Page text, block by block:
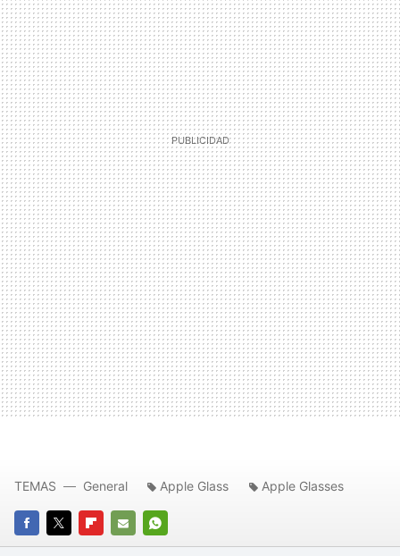
FACEBOOK
TWITTERFLIPBOARD
E-
WHATSAPP
TEMAS General Apple Glass Apple Glasses